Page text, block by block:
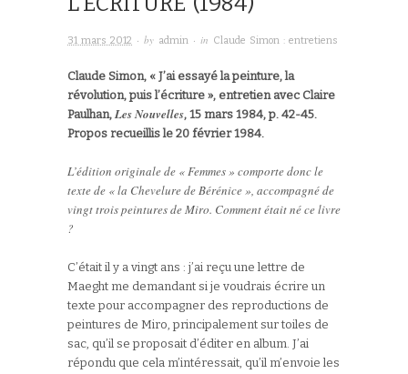
31 mars 2012 · by admin · in Claude Simon : entretiens
Claude Simon, « J’ai essayé la peinture, la
révolution, puis l’écriture », entretien avec Claire
Paulhan, Les Nouvelles, 15 mars 1984, p. 42-45.
Propos recueillis le 20 février 1984.
L’édition originale de « Femmes » comporte donc le
texte de « la Chevelure de Bérénice », accompagné de
vingt trois peintures de Miro. Comment était né ce livre
?
C’était il y a vingt ans : j’ai reçu une lettre de
Maeght me demandant si je voudrais écrire un
texte pour accompagner des reproductions de
peintures de Miro, principalement sur toiles de
sac, qu’il se proposait d’éditer en album. J’ai
répondu que cela m’intéressait, qu’il m’envoie les